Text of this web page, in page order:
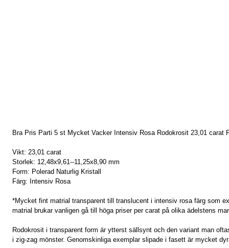
Bra Pris Parti 5 st Mycket Vacker Intensiv Rosa Rodokrosit 23,01 carat
Vikt: 23,01 carat
Storlek: 12,48x9,61--11,25x8,90 mm
Form: Polerad Naturlig Kristall
Färg: Intensiv Rosa
*Mycket fint matrial transparent till translucent i intensiv rosa färg som
matrial brukar vanligen gå till höga priser per carat på olika ädelstens
Rodokrosit i transparent form är ytterst sällsynt och den variant man
i zig-zag mönster. Genomskinliga exemplar slipade i fasett är mycket